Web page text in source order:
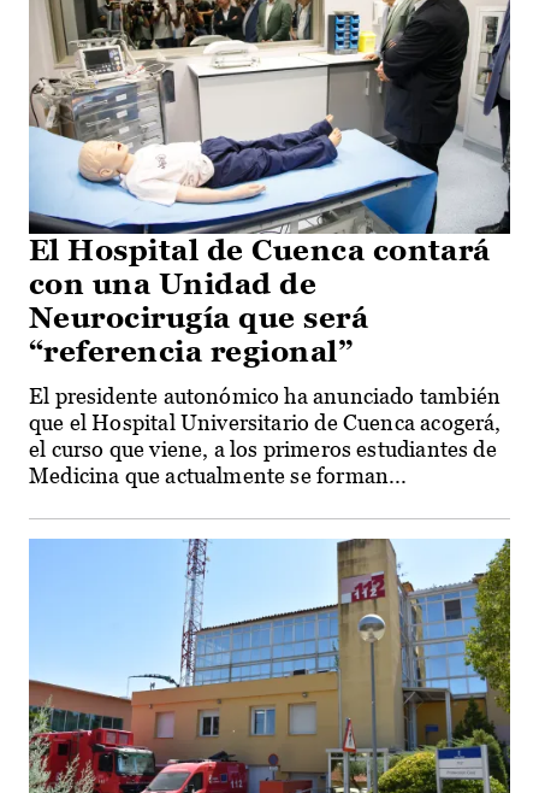
El Hospital de Cuenca contará
con una Unidad de
Neurocirugía que será
“referencia regional”
El presidente autonómico ha anunciado también
que el Hospital Universitario de Cuenca acogerá,
el curso que viene, a los primeros estudiantes de
Medicina que actualmente se forman...